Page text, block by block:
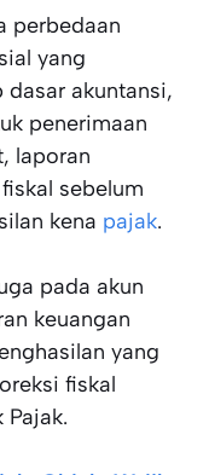
perbedaan
yang
dasar akuntansi,
penerimaan
laporan
sebelum
kena pajak.
pada akun
keuangan
yang
fiskal